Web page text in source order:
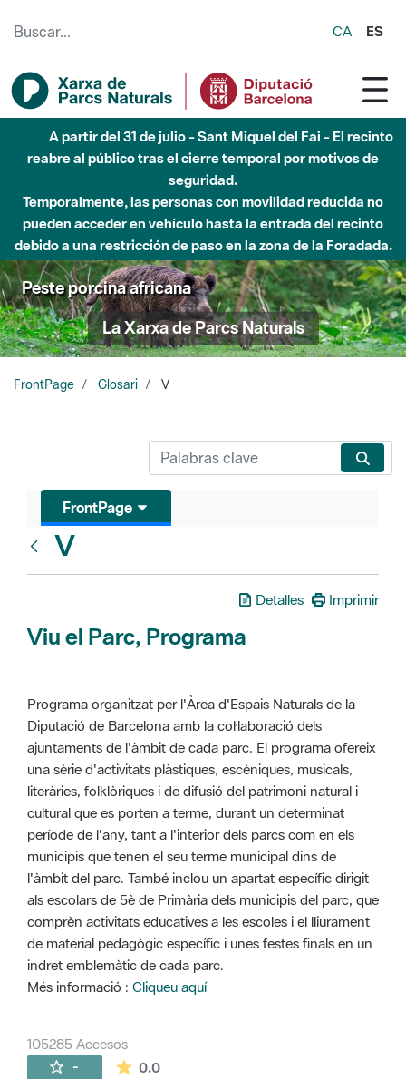
CA ES
A partir del 31 de julio - Sant Miquel del Fai - El recinto
reabre al público tras el cierre temporal por motivos de
seguridad.
Temporalmente, las personas con movilidad reducida no
pueden acceder en vehículo hasta la entrada del recinto
debido a una restricción de paso en la zona de la Foradada.
Peste porcina africana
La Xarxa de Parcs Naturals
FrontPage Glosari V
FrontPage
V
Detalles Imprimir
Viu el Parc, Programa
Programa organitzat per l'Àrea d'Espais Naturals de la
Diputació de Barcelona amb la col·laboració dels
ajuntaments de l'àmbit de cada parc. El programa ofereix
una sèrie d'activitats plàstiques, escèniques, musicals,
literàries, folklòriques i de difusió del patrimoni natural i
cultural que es porten a terme, durant un determinat
període de l'any, tant a l'interior dels parcs com en els
municipis que tenen el seu terme municipal dins de
l'àmbit del parc. També inclou un apartat específic dirigit
als escolars de 5è de Primària dels municipis del parc, que
comprèn activitats educatives a les escoles i el lliurament
de material pedagògic específic i unes festes finals en un
indret emblemàtic de cada parc.
Més informació : Cliqueu aquí
105285 Accesos
- 0.0La valoración media es de 0 estrellas de